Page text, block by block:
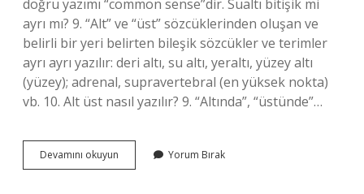
doğru yazımı “common sense”dir. Sualtı bitişik mi
ayrı mı? 9. “Alt” ve “üst” sözcüklerinden oluşan ve
belirli bir yeri belirten bileşik sözcükler ve terimler
ayrı ayrı yazılır: deri altı, su altı, yeraltı, yüzey altı
(yüzey); adrenal, supravertebral (en yüksek nokta)
vb. 10. Alt üst nasıl yazılır? 9. “Altında”, “üstünde”…
Devamını okuyun
Salim
Yorum Bırak